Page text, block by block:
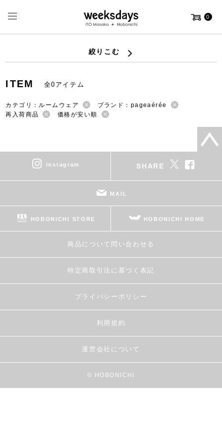
0
絞りこむ
ITEM 全0アイテム
カテゴリ：ルームウェア
ブランド：pageaérée
再入荷商品
価格が安い順
instagram SHARE
MAIL
HOBONICHI STORE HOBONICHI HOME
商品について問い合わせる
特定商取引法に基づく表記
プライバシーポリシー
利用規約
運営会社について
© HOBONICHI